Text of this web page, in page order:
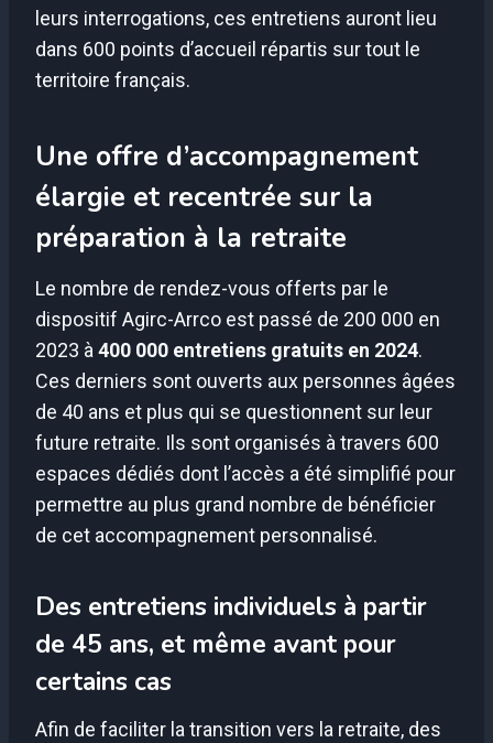
leurs interrogations, ces entretiens auront lieu
dans 600 points d’accueil répartis sur tout le
territoire français.
Une offre d’accompagnement
élargie et recentrée sur la
préparation à la retraite
Le nombre de rendez-vous offerts par le
dispositif Agirc-Arrco est passé de 200 000 en
2023 à 400 000 entretiens gratuits en 2024.
Ces derniers sont ouverts aux personnes âgées
de 40 ans et plus qui se questionnent sur leur
future retraite. Ils sont organisés à travers 600
espaces dédiés dont l’accès a été simplifié pour
permettre au plus grand nombre de bénéficier
de cet accompagnement personnalisé.
Des entretiens individuels à partir
de 45 ans, et même avant pour
certains cas
Afin de faciliter la transition vers la retraite, des